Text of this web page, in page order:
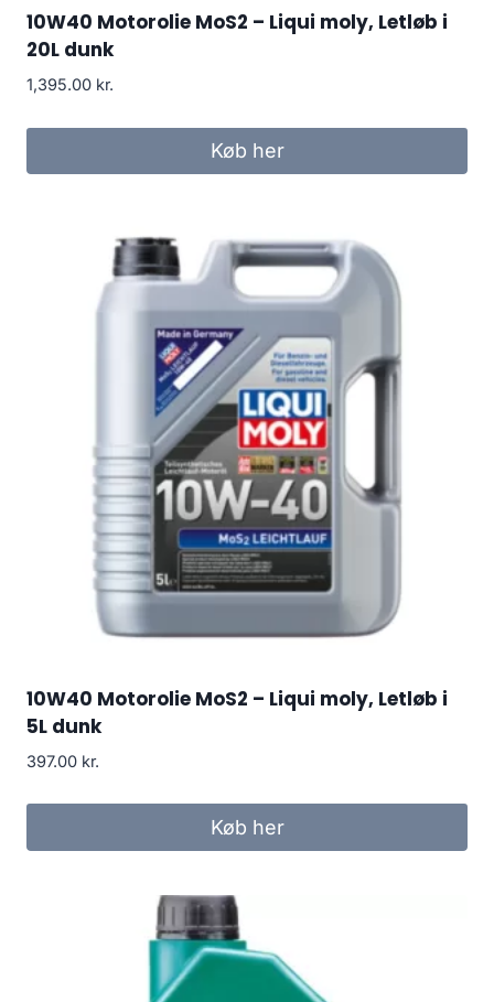
10W40 Motorolie MoS2 – Liqui moly, Letløb i
20L dunk
1,395.00 kr.
Køb her
10W40 Motorolie MoS2 – Liqui moly, Letløb i
5L dunk
397.00 kr.
Køb her